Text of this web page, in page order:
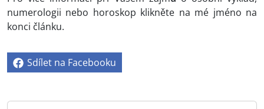
numerologii nebo horoskop klikněte na mé jméno na
konci článku.
Sdílet na Facebooku